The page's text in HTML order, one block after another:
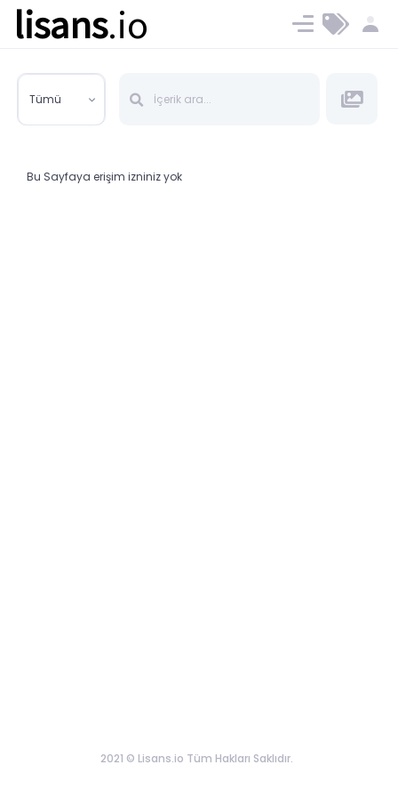
lisans.io Ücret ve Planlar
Tümü
Bu Sayfaya erişim izniniz yok
2021 © Lisans.io Tüm Hakları Saklıdır.